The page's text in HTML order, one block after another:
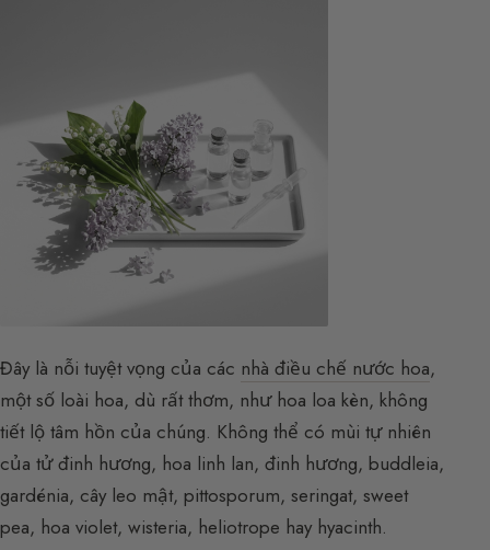
Đây là nỗi tuyệt vọng của các nhà điều chế nước hoa,
một số loài hoa, dù rất thơm, như hoa loa kèn, không
tiết lộ tâm hồn của chúng. Không thể có mùi tự nhiên
của tử đinh hương, hoa linh lan, đinh hương, buddleia,
gardénia, cây leo mật, pittosporum, seringat, sweet
pea, hoa violet, wisteria, heliotrope hay hyacinth.